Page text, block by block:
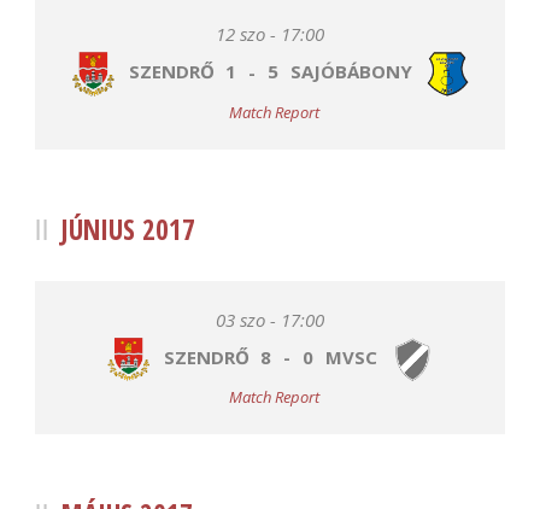
12 szo - 17:00
SZENDRŐ 1 - 5 SAJÓBÁBONY
Match Report
JÚNIUS 2017
03 szo - 17:00
SZENDRŐ 8 - 0 MVSC
Match Report